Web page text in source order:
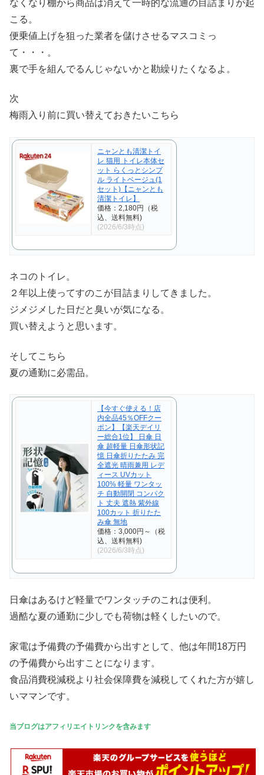
なくなり棚から商品は消えて一時的な流通の目詰まりが起
こる。
便乗値上げを狙った業者を儲けさせるマスコミっ
て・・・。
裏で手を組んでるんじゃないかと勘繰りたくなるよ。
次
梅雨入り前に買い替えておきたいこちら
ニャンとも清潔トイ
レ 猫用 トイレ本体セ
ット らくっとシンプ
ル ライトベージュ(1
セット)【ニャンとも
清潔トイレ】
価格：2,180円（税
込、送料無料)
(2026/6/3時点)
ネコのトイレ。
２年以上使ってすのこが目詰まりしてきました。
ジメジメした日だと臭いが気になる。
買い替えようと思います。
そしてこちら
夏の通勤に必需品。
【今すぐ使える！店
内全品45％OFFクー
ポン】【楽天デイリ
ー総合1位】 日傘 日
傘 超軽量 日傘形状記
憶 日傘折りたたみ 完
全遮光 晴雨兼用 レデ
ィース UVカット
100% 軽量 ワンタッ
チ 自動開閉 コンパク
ト 丈夫 遮熱 紫外線
100カット 折りたた
み傘 無地
価格：3,000円～（税
込、送料無料)
(2026/6/3時点)
日傘はあるけど軽量でワンタッチのこれは便利。
過酷な夏の通勤に少しでも荷物は軽くしたいので。
家電は予備費の予備費から出すとして、他は年間18万円
の予備費から出すことになります。
食品消費税減税より社会保障費を減税してくれた方が嬉し
いママンです。
当ブログはアフィリエイトリンクを含みます